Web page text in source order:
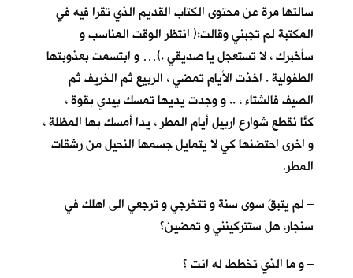
سالتها مرة عن محتوى الكتاب القديم الذي تقرا فيه في
المكتبة لم تجبني وقالت:( انتظر الوقت المناسب و
سأخبرك ، لا تستعجل يا صديقي .)… و ابتسمت بعذوبتها
الطفولية . اخذت الأيام تمضي ، الربيع ثم الخريف ثم
الصيف فالشتاء ، .. و وجدت يديها تمسك بيدي بقوة ،
كنّا نقطع شوارع اربيل أيام المطر ، يداً أمسك بها المظلة ،
و اخرى احتضنها كي لا يتمايل جسمها النحيل من رشقات
المطر.
– لم يتبقَ سوى سنة و تتخرجي و ترجعي الى اهلك في
سنجار، هل ستتركينني و تمضين؟
– و ما الذي تخطط له انت ؟